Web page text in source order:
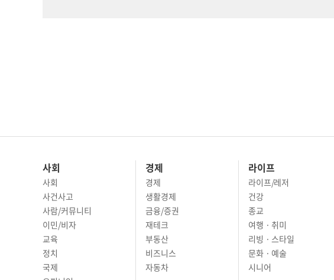
사회
사회
사건사고
사람/커뮤니티
이민/비자
교육
경제
경제
생활경제
금융/증권
재테크
부동산
라이프
라이프/레저
건강
종교
여행 · 취미
리빙 · 스타일